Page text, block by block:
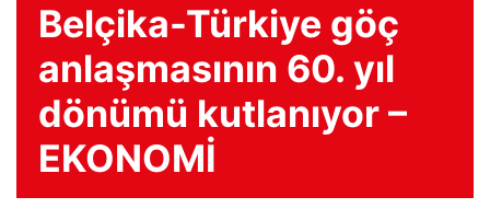
Belçika-Türkiye göç
anlaşmasının 60. yıl
dönümü kutlanıyor –
EKONOMİ